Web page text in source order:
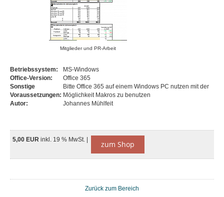
Mitglieder und PR-Arbeit
Betriebssystem:
MS-Windows
Office-Version:
Office 365
Sonstige
Voraussetzungen:
Bitte Office 365 auf einem Windows PC nutzen mit der
Möglichkeit Makros zu benutzen
Autor:
Johannes Mühlfeit
5,00 EUR inkl. 19 % MwSt. | zum Shop
Zurück zum Bereich